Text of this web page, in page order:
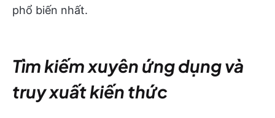
phổ biến nhất.
Tìm kiếm xuyên ứng dụng và
truy xuất kiến thức